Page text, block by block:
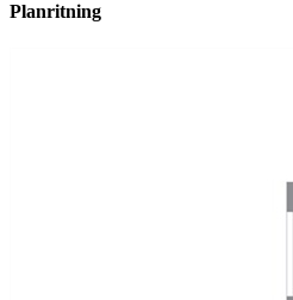
Planritning